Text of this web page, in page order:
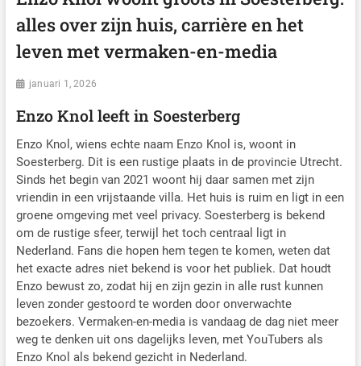
alles over zijn huis, carrière en het
leven met vermaken-en-media
januari 1, 2026
Enzo Knol leeft in Soesterberg
Enzo Knol, wiens echte naam Enzo Knol is, woont in
Soesterberg. Dit is een rustige plaats in de provincie Utrecht.
Sinds het begin van 2021 woont hij daar samen met zijn
vriendin in een vrijstaande villa. Het huis is ruim en ligt in een
groene omgeving met veel privacy. Soesterberg is bekend
om de rustige sfeer, terwijl het toch centraal ligt in
Nederland. Fans die hopen hem tegen te komen, weten dat
het exacte adres niet bekend is voor het publiek. Dat houdt
Enzo bewust zo, zodat hij en zijn gezin in alle rust kunnen
leven zonder gestoord te worden door onverwachte
bezoekers. Vermaken-en-media is vandaag de dag niet meer
weg te denken uit ons dagelijks leven, met YouTubers als
Enzo Knol als bekend gezicht in Nederland.